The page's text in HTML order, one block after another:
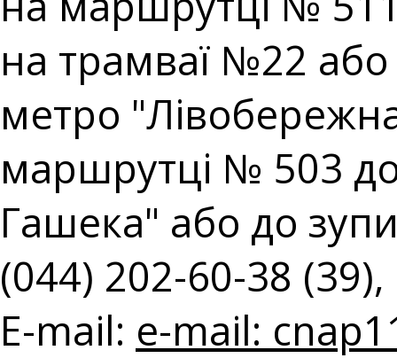
на трамваї №22 або
метро
маршрутці № 503
Гашека" або до
(044) 202-60-38
E-mail: e-mail: